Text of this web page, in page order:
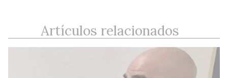
Artículos relacionados